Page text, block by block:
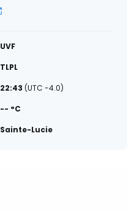
UVF
TLPL
22:43 (UTC -4.0)
-- °C
Sainte-Lucie